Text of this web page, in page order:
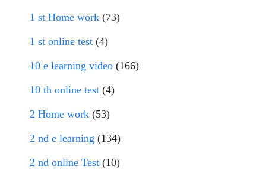
1 st Home work (73)
1 st online test (4)
10 e learning video (166)
10 th online test (4)
2 Home work (53)
2 nd e learning (134)
2 nd online Test (10)